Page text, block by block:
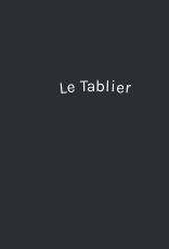
Le Tablier